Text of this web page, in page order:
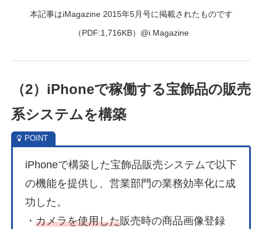
本記事はiMagazine 2015年5月号に掲載されたものです
（PDF:1,716KB）@i Magazine
（2） iPhoneで稼働する宝飾品の販売
系システムを構築
iPhoneで構築した宝飾品販売システムで以下
の機能を提供し、営業部門の業務効率化に成
功した。
・ カメラを使用した販売時の商品画像登録